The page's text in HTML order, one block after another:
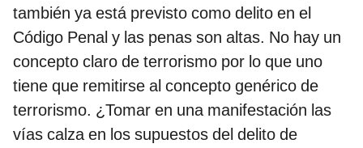
también ya está previsto como delito en el
Código Penal y las penas son altas. No hay un
concepto claro de terrorismo por lo que uno
tiene que remitirse al concepto genérico de
terrorismo. ¿Tomar en una manifestación las
vías calza en los supuestos del delito de